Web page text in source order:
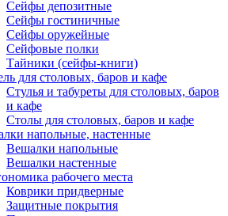
Сейфы депозитные
Сейфы гостиничные
Сейфы оружейные
Сейфовые полки
Тайники (сейфы-книги)
для столовых, баров и кафе
Стулья и табуреты для столовых, баров
и кафе
Столы для столовых, баров и кафе
напольные, настенные
Вешалки напольные
Вешалки настенные
рабочего места
Коврики придверные
Защитные покрытия